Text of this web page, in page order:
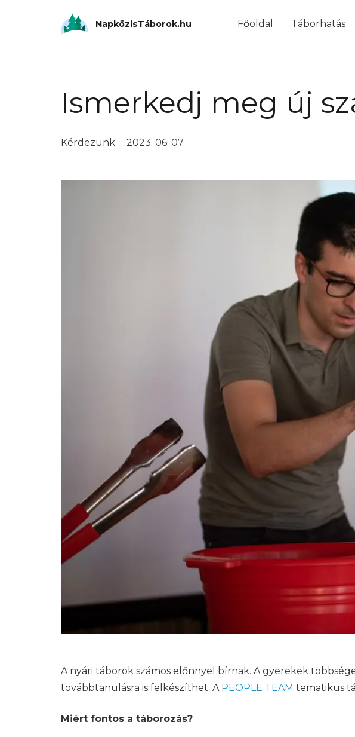
NapközisTáborok.hu Főoldal Táborhatás
Ismerkedj meg új
Kérdezünk 2023. 06. 07.
A nyári táborok számos előnnyel bírnak. A gyerekek
továbbtanulásra is felkészíthet. A PEOPLE TEAM tematikus
Miért fontos a táborozás?